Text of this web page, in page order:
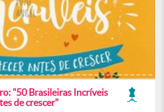
"50 Brasileiras Incríveis
de crescer"